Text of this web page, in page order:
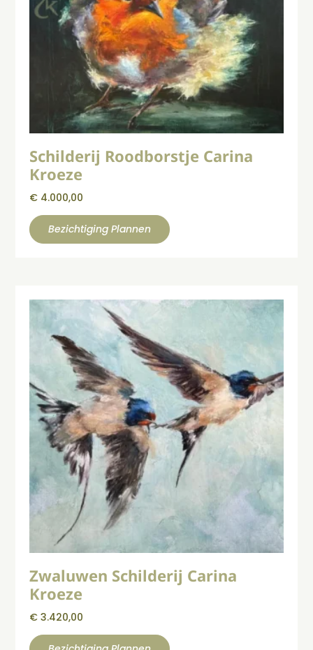
Schilderij Roodborstje Carina
Kroeze
€ 4.000,00
Bezichtiging Plannen
Zwaluwen Schilderij Carina
Kroeze
€ 3.420,00